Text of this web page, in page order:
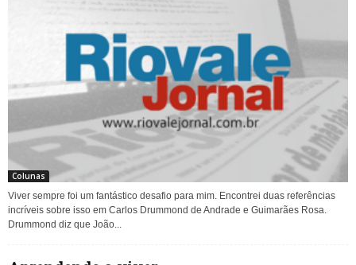
Colunas
Viver sempre foi um fantástico desafio para mim. Encontrei duas referências
incríveis sobre isso em Carlos Drummond de Andrade e Guimarães Rosa.
Drummond diz que João...